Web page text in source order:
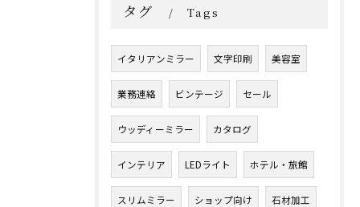
タグ Tags
イタリアンミラー 文字印刷 美容室
業務連絡 ビンテージ セール
ウッディーミラー カタログ
インテリア LEDライト ホテル・旅館
スリムミラー ショップ向け 石材加工